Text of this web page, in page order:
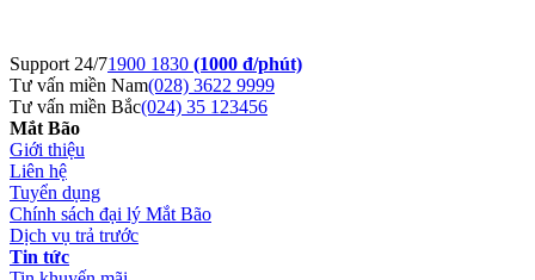
Support 24/71900 1830 (1000 đ/phút)
Tư vấn miền Nam(028) 3622 9999
Tư vấn miền Bắc(024) 35 123456
Mắt Bão
Giới thiệu
Liên hệ
Tuyển dụng
Chính sách đại lý Mắt Bão
Dịch vụ trả trước
Tin tức